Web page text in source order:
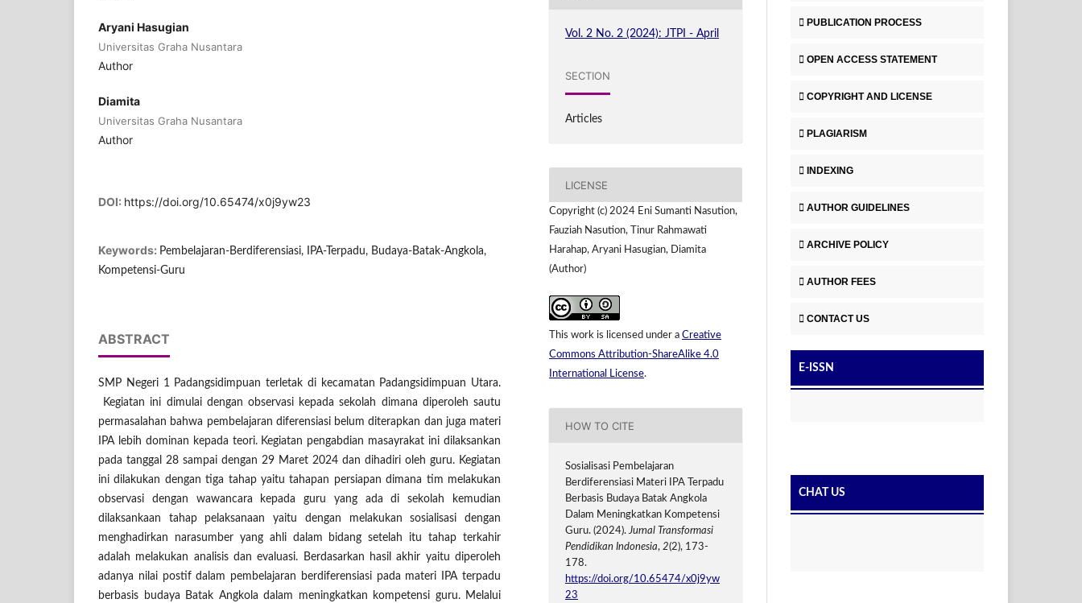
Aryani Hasugian
Universitas Graha Nusantara
Author
Diamita
Universitas Graha Nusantara
Author
DOI: https://doi.org/10.65474/x0j9yw23
Keywords: Pembelajaran-Berdiferensiasi, IPA-Terpadu, Budaya-Batak-Angkola,
Kompetensi-Guru
ABSTRACT
SMP Negeri 1 Padangsidimpuan terletak di kecamatan Padangsidimpuan Utara.
Kegiatan ini dimulai dengan observasi kepada sekolah dimana diperoleh sautu
permasalahan bahwa pembelajaran diferensiasi belum diterapkan dan juga materi
IPA lebih dominan kepada teori. Kegiatan pengabdian masayrakat ini dilaksankan
pada tanggal 28 sampai dengan 29 Maret 2024 dan dihadiri oleh guru. Kegiatan
ini dilakukan dengan tiga tahap yaitu tahapan persiapan dimana tim melakukan
observasi dengan wawancara kepada guru yang ada di sekolah kemudian
dilaksankaan tahap pelaksanaan yaitu dengan melakukan sosialisasi dengan
menghadirkan narasumber yang ahli dalam bidang setelah itu tahap terkahir
adalah melakukan analisis dan evaluasi. Berdasarkan hasil akhir yaitu diperoleh
adanya nilai postif dalam pembelajaran berdiferensiasi pada materi IPA terpadu
berbasis budaya Batak Angkola dalam meningkatkan kompetensi guru. Melalui
Vol. 2 No. 2 (2024): JTPI - April
SECTION
Articles
LICENSE
Copyright (c) 2024 Eni Sumanti Nasution,
Fauziah Nasution, Tinur Rahmawati
Harahap, Aryani Hasugian, Diamita
(Author)
This work is licensed under a Creative
Commons Attribution-ShareAlike 4.0
International License.
HOW TO CITE
Sosialisasi Pembelajaran
Berdiferensiasi Materi IPA Terpadu
Berbasis Budaya Batak Angkola
Dalam Meningkatkan Kompetensi
Guru. (2024).Jurnal Transformasi
Pendidikan Indonesia,2(2), 173-
178.
https://doi.org/10.65474/x0j9yw
23
PUBLICATION PROCESS
OPEN ACCESS STATEMENT
COPYRIGHT AND LICENSE
PLAGIARISM
INDEXING
AUTHOR GUIDELINES
ARCHIVE POLICY
AUTHOR FEES
CONTACT US
E-ISSN
CHAT US